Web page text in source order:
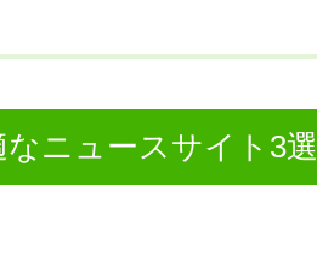
ニュースサイト3選